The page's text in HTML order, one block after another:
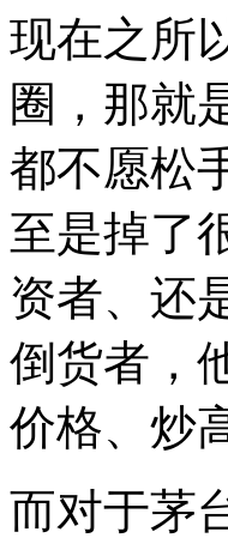
现在之所
圈，那就
都不愿松
至是掉了
资者、还
倒货者，
价格、炒
而对于茅